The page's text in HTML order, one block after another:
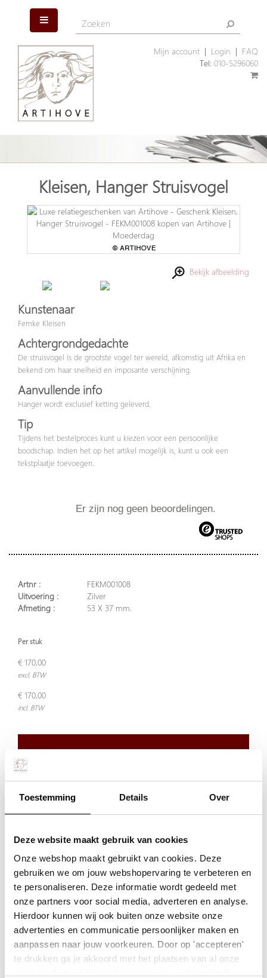
Toestemming Details Over
Deze website maakt gebruik van cookies
Onze webshop maakt gebruikt van cookies. Deze
gebruiken we om jouw webshopervaring te verbeteren en
te personaliseren. Deze informatie wordt gedeeld met
onze partners voor social media, adverteren en analyse.
Hierdoor kunnen wij ook buiten onze website onze
advertenties en communicatie persoonlijker maken en
aanpassen naar jouw voorkeuren. Door op 'accepteren'
te drukken ga je akkoord met het plaatsen van al onze
Mijn account| Login
FAQ
Tel: 010-5296060
Kleisen, Hanger Struisvogel
Bekijk afbeelding
Kunstenaar
Femke Kleisen
Achtergrondgedachte
De struisvogel is de grootste vogel ter wereld, afkomstig uit Afrika en
bekend om haar snelheid en imposante verschijning.
Aanvullende info
Hanger wordt exclusief ketting geleverd.
Tip
Tijdens het bestelproces kunt u kiezen voor een persoonlijke
boodschap. Indien het op het artikel mogelijk is, kunt u ook een
tekstplaatje toevoegen.
Er zijn nog geen beoordelingen.
Artnr :
FEKM001008
Uitvoering :
Zilver
Afmeting :
53 X 37 mm.
Per stuk
€ 170,00
excl. BTW
€ 170,00
incl. BTW
Doordeweeks voor 13.00 uur besteld, de volgende werkdag
Niet goed, geld terug
Stel een vraag over dit product
Uw naam